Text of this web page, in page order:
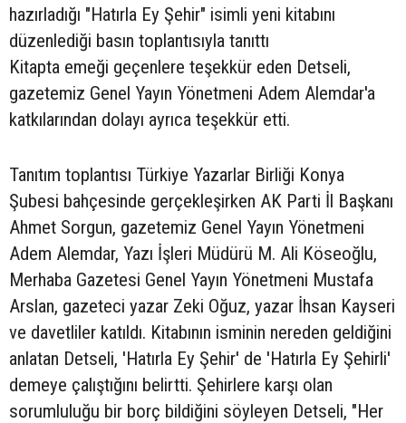
hazırladığı "Hatırla Ey Şehir" isimli yeni kitabını
düzenlediği basın toplantısıyla tanıttı
Kitapta emeği geçenlere teşekkür eden Detseli,
gazetemiz Genel Yayın Yönetmeni Adem Alemdar'a
katkılarından dolayı ayrıca teşekkür etti.
Tanıtım toplantısı Türkiye Yazarlar Birliği Konya
Şubesi bahçesinde gerçekleşirken AK Parti İl Başkanı
Ahmet Sorgun, gazetemiz Genel Yayın Yönetmeni
Adem Alemdar, Yazı İşleri Müdürü M. Ali Köseoğlu,
Merhaba Gazetesi Genel Yayın Yönetmeni Mustafa
Arslan, gazeteci yazar Zeki Oğuz, yazar İhsan Kayseri
ve davetliler katıldı. Kitabının isminin nereden geldiğini
anlatan Detseli, 'Hatırla Ey Şehir' de 'Hatırla Ey Şehirli'
demeye çalıştığını belirtti. Şehirlere karşı olan
sorumluluğu bir borç bildiğini söyleyen Detseli, "Her